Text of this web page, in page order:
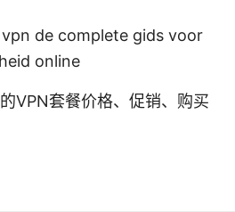
de complete gids voor
online
VPN套餐价格、促销、购买